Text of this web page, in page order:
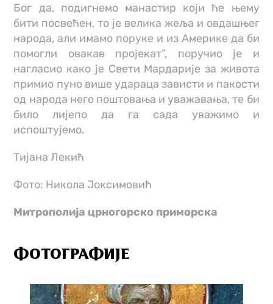
Бог да, подигнемо манастир који ће њему
бити посвећен, то је велика жеља и овдашњег
народа, али имамо поруке и из Америке да би
помогли овакав пројекат”, поручио је и
нагласио како је Свети Мардарије за живота
примио пуно више удараца зависти и пакости
од народа него поштовања и уважавања, те би
било лијепо да га сада уважимо и
испоштујемо.
Тијана Лекић
Фото: Никола Јоксимовић
Митрополија црногорско приморска
ФОТОГРАФИЈЕ